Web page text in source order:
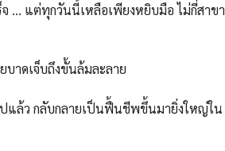
จ … แต่ทุกวันนี้เหลือเพียงหยิบมือ ไม่กี่สาขา
บาดเจ็บถึงขั้นล้มละลาย
ปแล้ว กลับกลายเป็นฟื้นชีพขึ้นมายิ่งใหญ่ใน